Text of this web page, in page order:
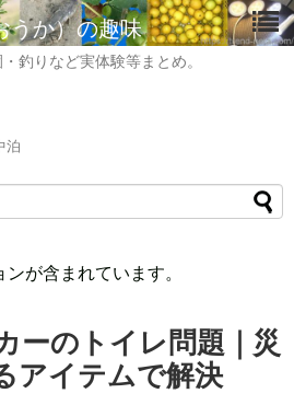
うか）の趣味
釣りなど実体験等まとめ。
泊
が含まれています。
ーのトイレ問題｜災
アイテムで解決